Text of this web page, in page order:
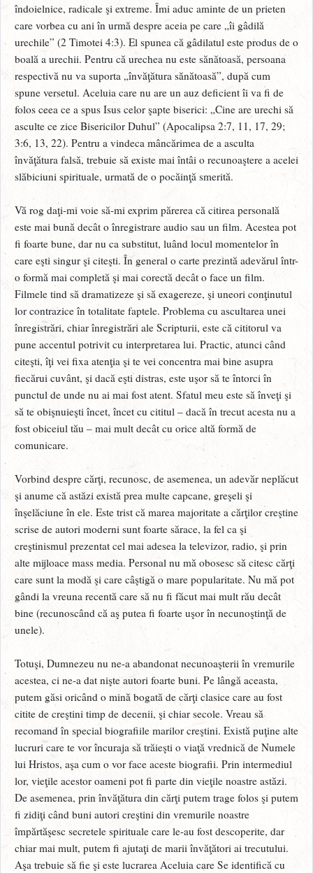
îndoielnice, radicale şi extreme. Îmi aduc aminte de un prieten
care vorbea cu ani în urmă despre aceia pe care „îi gâdilă
urechile” (2 Timotei 4:3). El spunea că gâdilatul este produs de o
boală a urechii. Pentru că urechea nu este sănătoasă, persoana
respectivă nu va suporta „învăţătura sănătoasă”, după cum
spune versetul. Aceluia care nu are un auz deficient îi va fi de
folos ceea ce a spus Isus celor şapte biserici: „Cine are urechi să
asculte ce zice Bisericilor Duhul” (Apocalipsa 2:7, 11, 17, 29;
3:6, 13, 22). Pentru a vindeca mâncărimea de a asculta
învăţătura falsă, trebuie să existe mai întâi o recunoaştere a acelei
slăbiciuni spirituale, urmată de o pocăinţă smerită.
Vă rog daţi-mi voie să-mi exprim părerea că citirea personală
este mai bună decât o înregistrare audio sau un film. Acestea pot
fi foarte bune, dar nu ca substitut, luând locul momentelor în
care eşti singur şi citeşti. În general o carte prezintă adevărul într-
o formă mai completă şi mai corectă decât o face un film.
Filmele tind să dramatizeze şi să exagereze, şi uneori conţinutul
lor contrazice în totalitate faptele. Problema cu ascultarea unei
înregistrări, chiar înregistrări ale Scripturii, este că cititorul va
pune accentul potrivit cu interpretarea lui. Practic, atunci când
citeşti, îţi vei fixa atenţia şi te vei concentra mai bine asupra
fiecărui cuvânt, şi dacă eşti distras, este uşor să te întorci în
punctul de unde nu ai mai fost atent. Sfatul meu este să înveţi şi
să te obişnuieşti încet, încet cu cititul – dacă în trecut acesta nu a
fost obiceiul tău – mai mult decât cu orice altă formă de
comunicare.
Vorbind despre cărţi, recunosc, de asemenea, un adevăr neplăcut
şi anume că astăzi există prea multe capcane, greşeli şi
înşelăciune în ele. Este trist că marea majoritate a cărţilor creştine
scrise de autori moderni sunt foarte sărace, la fel ca şi
creştinismul prezentat cel mai adesea la televizor, radio, şi prin
alte mijloace mass media. Personal nu mă obosesc să citesc cărţi
care sunt la modă şi care câştigă o mare popularitate. Nu mă pot
gândi la vreuna recentă care să nu fi făcut mai mult rău decât
bine (recunoscând că aş putea fi foarte uşor în necunoştinţă de
unele).
Totuşi, Dumnezeu nu ne-a abandonat necunoaşterii în vremurile
acestea, ci ne-a dat nişte autori foarte buni. Pe lângă aceasta,
putem găsi oricând o mină bogată de cărţi clasice care au fost
citite de creştini timp de decenii, şi chiar secole. Vreau să
recomand în special biografiile marilor creştini. Există puţine alte
lucruri care te vor încuraja să trăieşti o viaţă vrednică de Numele
lui Hristos, aşa cum o vor face aceste biografii. Prin intermediul
lor, vieţile acestor oameni pot fi parte din vieţile noastre astăzi.
De asemenea, prin învăţătura din cărţi putem trage folos şi putem
fi zidiţi când buni autori creştini din vremurile noastre
împărtăşesc secretele spirituale care le-au fost descoperite, dar
chiar mai mult, putem fi ajutaţi de marii învăţători ai trecutului.
Aşa trebuie să fie şi este lucrarea Aceluia care Se identifică cu